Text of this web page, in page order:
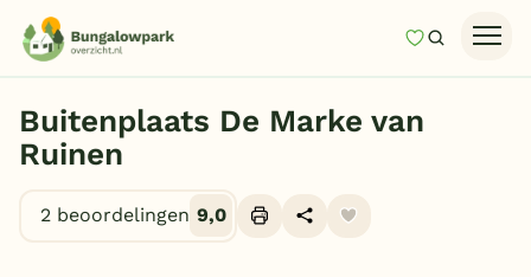
MijnZoeken
Last minutes
Zomervakantie
Buitenplaats De Marke van
Ruinen
2 beoordelingen 9,0